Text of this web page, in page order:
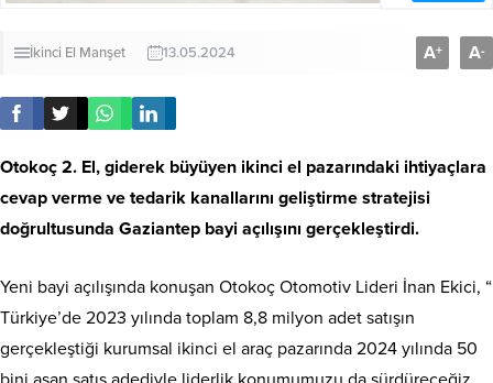
İkinci El Manşet 13.05.2024 A+ A-
Otokoç 2. El, giderek büyüyen ikinci el pazarındaki ihtiyaçlara
cevap verme ve tedarik kanallarını geliştirme stratejisi
doğrultusunda Gaziantep bayi açılışını gerçekleştirdi.
Yeni bayi açılışında konuşan Otokoç Otomotiv Lideri İnan Ekici, “
Türkiye’de 2023 yılında toplam 8,8 milyon adet satışın
gerçekleştiği kurumsal ikinci el araç pazarında 2024 yılında 50